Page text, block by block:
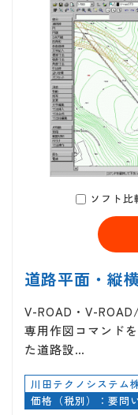
ソフト比
道路平面・縦
V-ROAD・V-
専用作図コマンド
た道路設…
川田テクノシステム
価格（税別）：要問